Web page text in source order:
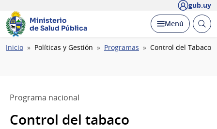
gub.uy
Ministerio
de Salud Pública
Desplegar
Menú Abrir
Ruta
Inicio Políticas y Gestión Programas Control del Tabaco
Programa nacional
Control del tabaco